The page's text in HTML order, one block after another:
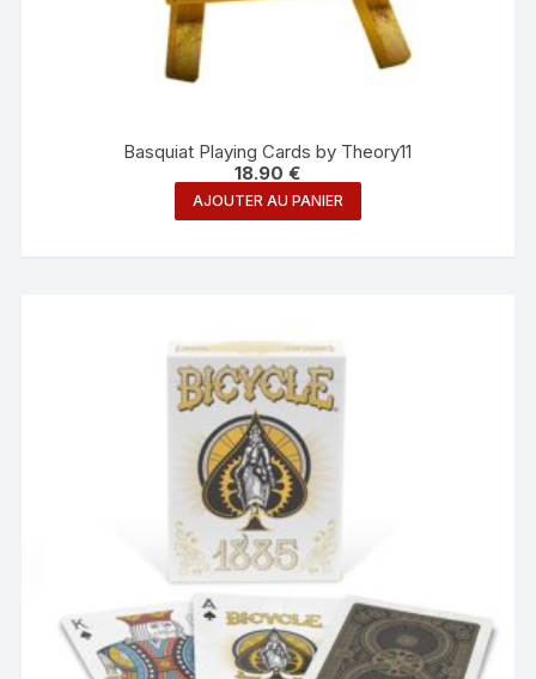
Basquiat Playing Cards by Theory11
18.90€
AJOUTER AU PANIER